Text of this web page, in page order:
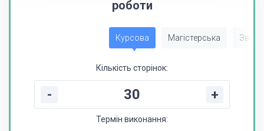
роботи
Курсова Магістерська Звіт
Кількість сторінок:
- +
Термін виконання: